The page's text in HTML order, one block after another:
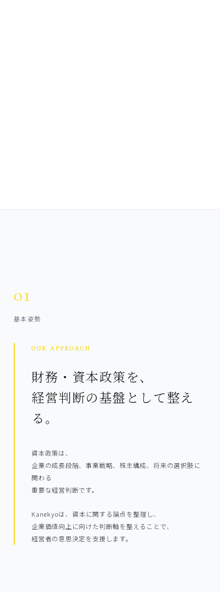
01
基本姿勢
OUR APPROACH
財務・資本政策を、
経営判断の基盤として整え
る。
資本政策は、
企業の成長段階、事業戦略、株主構成、将来の選択肢に
関わる
重要な経営判断です。
Kanekyoは、資本に関する論点を整理し、
企業価値向上に向けた判断軸を整えることで、
経営者の意思決定を支援します。